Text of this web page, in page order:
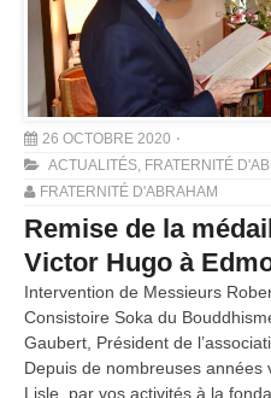
26 OCTOBRE 2020
ACTUALITÉS, FRATERNITÉ
FRATERNITÉ D'ABRAHAM
Remise de la
Victor Hugo à
Intervention de Messieurs
Consistoire Soka du
Gaubert, Président de
Depuis de nombreuses
Lisle, par vos activités à la